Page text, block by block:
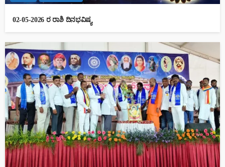
02-05-2026 ರ ರಾಶಿ ದಿನಭವಿಷ್ಯ